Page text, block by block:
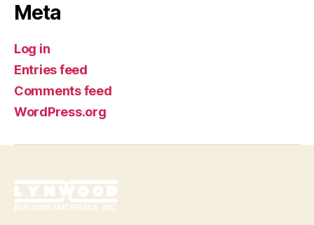
Meta
Log in
Entries feed
Comments feed
WordPress.org